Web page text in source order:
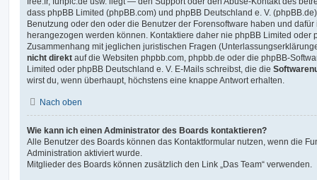
dass phpBB Limited (phpBB.com) und phpBB Deutschland e. V.
Benutzung oder den oder die Benutzer der Forensoftware haben und
herangezogen werden können. Kontaktiere daher nie phpBB Limited oder
Zusammenhang mit jeglichen juristischen Fragen
nicht direkt auf die Websiten phpbb.com, phpbb.de oder die phpBB-
Limited oder phpBB Deutschland e. V. E-Mails schreibst, die die
wirst du, wenn überhaupt, höchstens eine knappe Antwort erhalten.
Nach oben
Wie kann ich einen Administrator des Boards kontaktieren?
Alle Benutzer des Boards können das Kontaktformular nutzen, wenn die
Administration aktiviert wurde.
Mitglieder des Boards können zusätzlich den Link „Das Team“ verwenden.